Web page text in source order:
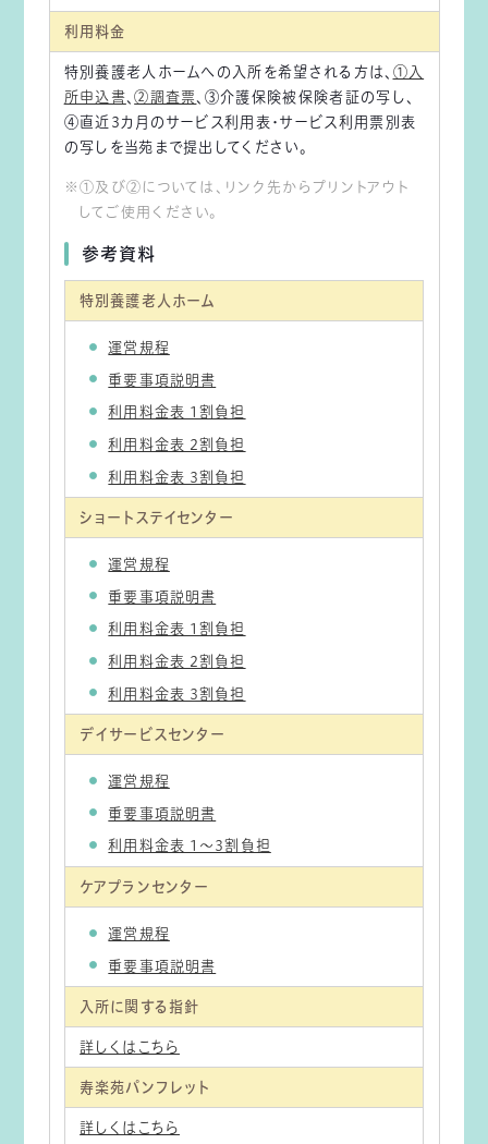
利用料金
特別養護老人ホームへの入所を希望される方は、 ①入
所申込書、②調査票、③介護保険被保険者証の写し、
④直近3カ月のサービス利用表・サービス利用票別表
の写しを当苑まで提出してください。
①及び②については、リンク先からプリントアウト
してご使用ください。
参考資料
特別養護老人ホーム
運営規程
重要事項説明書
利用料金表 1割負担
利用料金表 2割負担
利用料金表 3割負担
ショートステイセンター
運営規程
重要事項説明書
利用料金表 1割負担
利用料金表 2割負担
利用料金表 3割負担
デイサービスセンター
運営規程
重要事項説明書
利用料金表 1～3割負担
ケアプランセンター
運営規程
重要事項説明書
入所に関する指針
詳しくはこちら
寿楽苑パンフレット
詳しくはこちら